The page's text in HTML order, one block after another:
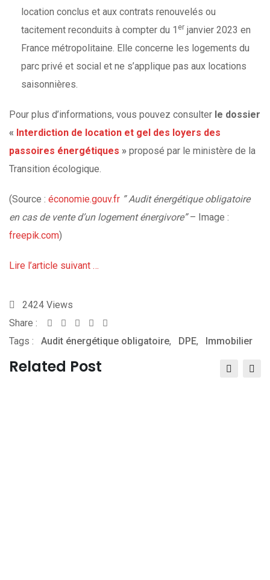
location conclus et aux contrats renouvelés ou
tacitement reconduits à compter du 1 er janvier 2023 en
France métropolitaine. Elle concerne les logements du
parc privé et social et ne s’applique pas aux locations
saisonnières.
Pour plus d’informations, vous pouvez consulter le dossier
« Interdiction de location et gel des loyers des
passoires énergétiques » proposé par le ministère de la
Transition écologique.
(Source : économie.gouv.fr ” Audit énergétique obligatoire
en cas de vente d’un logement énergivore”– Image :
freepik.com)
Lire l’article suivant …
2424 Views
Share :
Whatsapp
Share
via
Email
Tags : Audit énergétique obligatoire, DPE, Immobilier
Related Post